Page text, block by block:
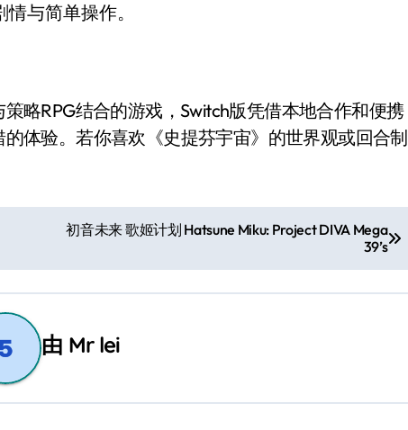
与简单操作。
体验。若你喜欢《史提芬宇宙》的世界观或回合制
初音未来 歌姬计划 Hatsune Miku: Project DIVA Mega
39’s
由 Mr lei